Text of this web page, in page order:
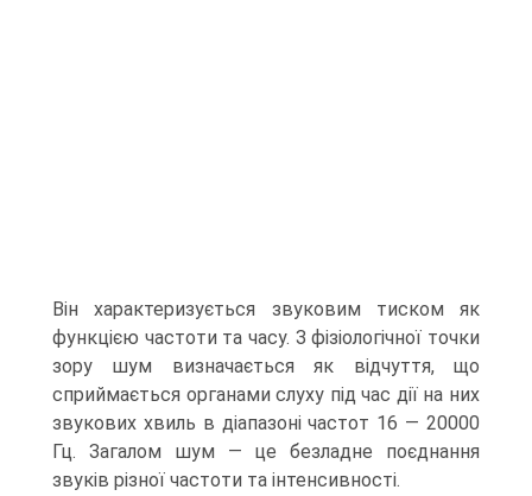
Він характеризується звуковим тиском як
функцією частоти та часу. З фізіологічної точки
зору шум визначається як відчуття, що
сприймається органами слуху під час дії на них
звукових хвиль в діапазоні частот 16 — 20000
Гц. Загалом шум — це безладне поєднання
звуків різної частоти та інтенсивності.